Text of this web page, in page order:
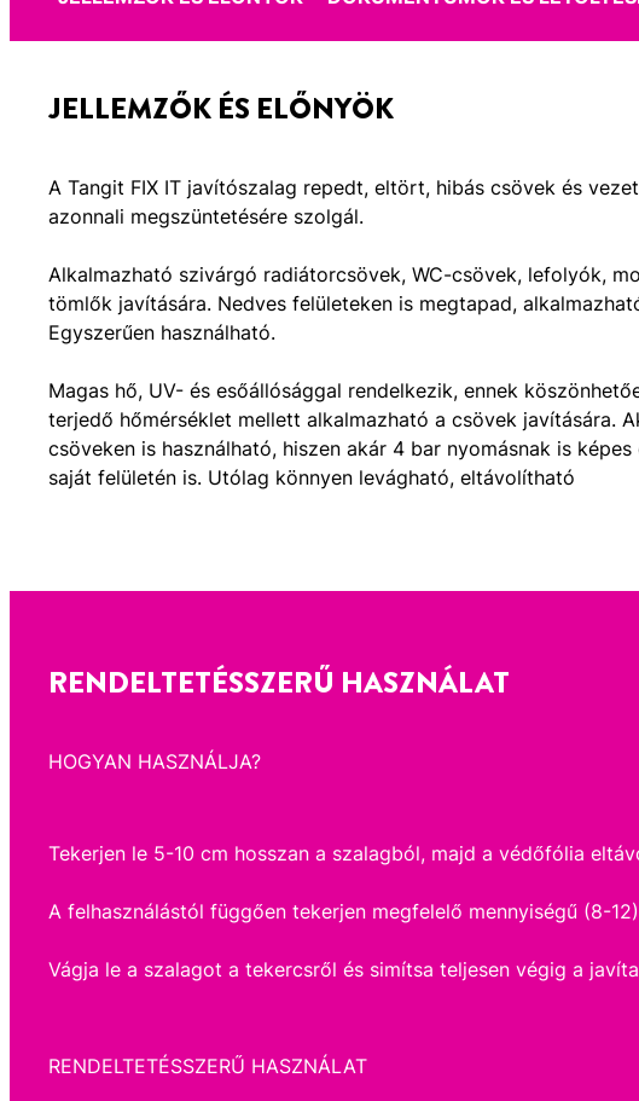
JELLEMZŐK ÉS ELŐNYÖK
A Tangit FIX IT javítószalag repedt, eltört, hibás csövek és
azonnali megszüntetésére szolgál.
Alkalmazható szivárgó radiátorcsövek, WC-csövek, lefolyók,
tömlők javítására. Nedves felületeken is megtapad,
Egyszerűen használható.
Magas hő, UV- és esőállósággal rendelkezik, ennek
terjedő hőmérséklet mellett alkalmazható a csövek javítására.
csöveken is használható, hiszen akár 4 bar nyomásnak is
saját felületén is. Utólag könnyen levágható, eltávolítható
RENDELTETÉSSZERŰ HASZNÁLAT
HOGYAN HASZNÁLJA?
Tekerjen le 5-10 cm hosszan a szalagból, majd a védőfólia
A felhasználástól függően tekerjen megfelelő mennyiségű (8-
Vágja le a szalagot a tekercsről és simítsa teljesen végig a
RENDELTETÉSSZERŰ HASZNÁLAT